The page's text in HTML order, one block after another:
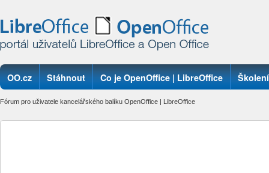
OO.cz Stáhnout Co je OpenOffice | LibreOffice Školení
Fórum pro uživatele kancelářského balíku OpenOffice | LibreOffice